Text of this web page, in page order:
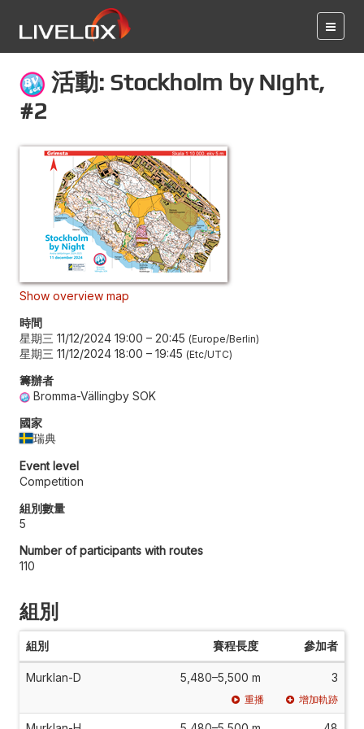
活動: Stockholm by Night,
#2
Show overview map
時間
星期三 11/12/2024 19:00 – 20:45 Europe/Berlin
星期三 11/12/2024 18:00 – 19:45 Etc/UTC
籌辦者
Bromma-Vällingby SOK
國家
瑞典
Event level
Competition
組別數量
5
Number of participants with routes
110
組別
組別 賽程長度 參加者
Murklan-D 5,480–5,500 m 3
重播 增加軌跡